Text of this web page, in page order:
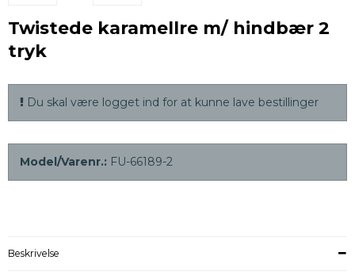
Twistede karamellre m/ hindbær 2
tryk
Du skal være logget ind for at kunne lave bestillinger
Model/Varenr.: FU-66189-2
Beskrivelse